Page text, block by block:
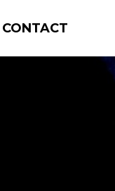
CONTACT